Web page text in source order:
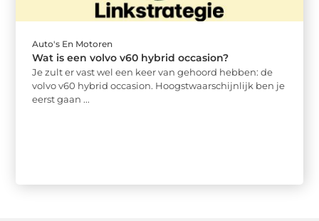
Auto's En Motoren
Wat is een volvo v60 hybrid occasion?
Je zult er vast wel een keer van gehoord hebben: de
volvo v60 hybrid occasion. Hoogstwaarschijnlijk ben je
eerst gaan ...